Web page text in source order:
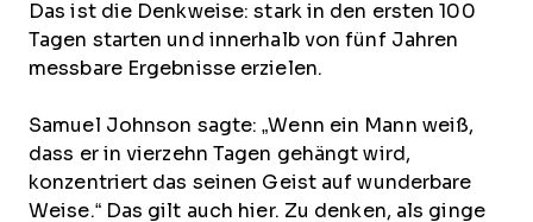
Das ist die Denkweise: stark in den ersten 100
Tagen starten und innerhalb von fünf Jahren
messbare Ergebnisse erzielen.
Samuel Johnson sagte: „Wenn ein Mann weiß,
dass er in vierzehn Tagen gehängt wird,
konzentriert das seinen Geist auf wunderbare
Weise.“ Das gilt auch hier. Zu denken, als ginge